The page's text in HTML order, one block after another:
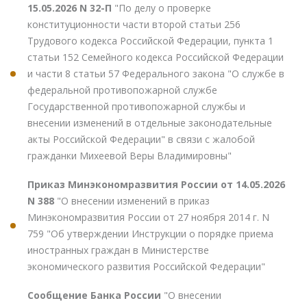
15.05.2026 N 32-П "По делу о проверке
конституционности части второй статьи 256
Трудового кодекса Российской Федерации, пункта 1
статьи 152 Семейного кодекса Российской Федерации
и части 8 статьи 57 Федерального закона "О службе в
федеральной противопожарной службе
Государственной противопожарной службы и
внесении изменений в отдельные законодательные
акты Российской Федерации" в связи с жалобой
гражданки Михеевой Веры Владимировны"
Приказ Минэкономразвития России от 14.05.2026
N 388 "О внесении изменений в приказ
Минэкономразвития России от 27 ноября 2014 г. N
759 "Об утверждении Инструкции о порядке приема
иностранных граждан в Министерстве
экономического развития Российской Федерации"
Сообщение Банка России "О внесении